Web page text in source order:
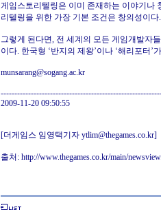
게임스토리텔링은 이미 존재하는 이야기나
리텔링을 위한 가장 기본 조건은 창의성이
그렇게 된다면, 전 세계의 모든 게임개발자
이다. 한국형 ‘반지의 제왕’이나 ‘해리포터
munsarang@sogang.ac.kr
2009-11-20 09:50:55
[더게임스 임영택기자 ytlim@thegames.co.kr]
출처: http://www.thegames.co.kr/main/